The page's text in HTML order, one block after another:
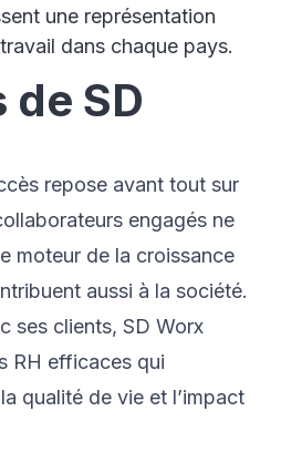
une représentation
dans chaque pays.
SD
repose avant tout sur
engagés ne
moteur de la croissance
aussi à la société.
ses clients, SD Worx
RH efficaces qui
qualité de vie et l’impact